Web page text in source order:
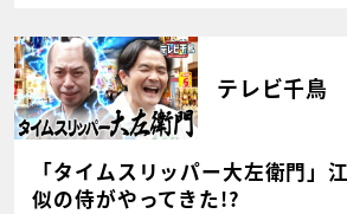
テレビ千鳥
「タイムスリッパー大左衛門」
似の侍がやってきた!?